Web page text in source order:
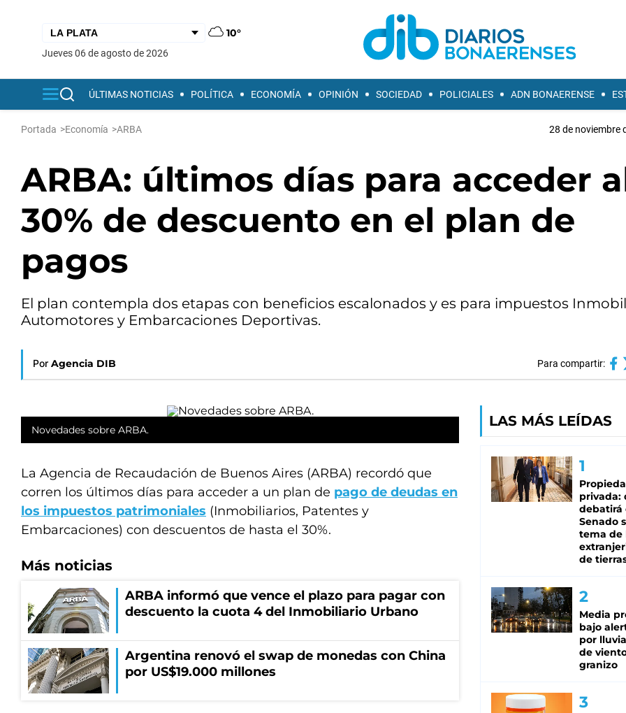
10°
jueves 06 de agosto de 2026
ÚLTIMAS NOTICIAS POLÍTICA ECONOMÍA OPINIÓN SOCIEDAD POLICIALES ADN BONAERENSE
Portada >Economía >ARBA 28 de noviembre
ARBA: últimos días para acceder
30% de descuento en el plan de
pagos
El plan contempla dos etapas con beneficios escalonados y es para impuestos
Automotores y Embarcaciones Deportivas.
Por Agencia DIB Para compartir:
Novedades sobre ARBA.
La Agencia de Recaudación de Buenos Aires (ARBA) recordó que
corren los últimos días para acceder a un plan de pago de deudas en
los impuestos patrimoniales (Inmobiliarios, Patentes y
Embarcaciones) con descuentos de hasta el 30%.
Más noticias
ARBA informó que vence el plazo para pagar con
descuento la cuota 4 del Inmobiliario Urbano
Argentina renovó el swap de monedas con China
por US$19.000 millones
LAS MÁS LEÍDAS
privada:
debatirá
Senado
tema de
de
Media
bajo
por
de
granizo